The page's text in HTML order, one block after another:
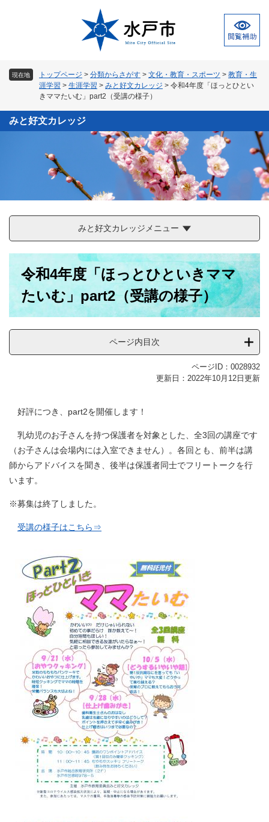
文
現在地 トップページ > 分類からさがす > 文化・教育・スポーツ > 教育・生
涯学習 > 生涯学習 > みと好文カレッジ > 令和4年度「ほっとひとい
きママたいむ」part2（受講の様子）
みと好文カレッジ
みと好文カレッジメニュー
令和4年度「ほっとひといきママ
たいむ」part2（受講の様子）
ページ内目次
ページID：0028932
更新日：2022年10月12日更新
好評につき、part2を開催します！
乳幼児のお子さんを持つ保護者を対象とした、全3回の講座です
（お子さんは会場内には入室できません）。各回とも、前半は講
師からアドバイスを聞き、後半は保護者同士でフリートークを行
います。
※募集は終了しました。
受講の様子はこちら⇒